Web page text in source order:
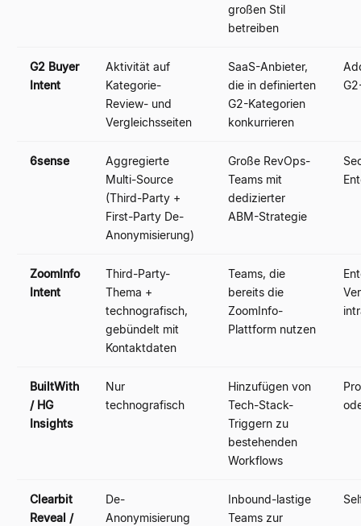
großen Stil
betreiben
G2 Buyer
Intent
Aktivität auf
Kategorie-
Review- und
Vergleichsseiten
SaaS-Anbieter,
die in definierten
G2-Kategorien
konkurrieren
6sense
Aggregierte
Multi-Source
(Third-Party +
First-Party De-
Anonymisierung)
Große RevOps-
Teams mit
dedizierter
ABM-Strategie
ZoomInfo
Intent
Third-Party-
Thema +
technografisch,
gebündelt mit
Kontaktdaten
Teams, die
bereits die
ZoomInfo-
Plattform nutzen
BuiltWith
/ HG
Insights
Nur
technografisch
Hinzufügen von
Tech-Stack-
Triggern zu
bestehenden
Workflows
Clearbit
Reveal /
De-
Anonymisierung
Inbound-lastige
Teams zur